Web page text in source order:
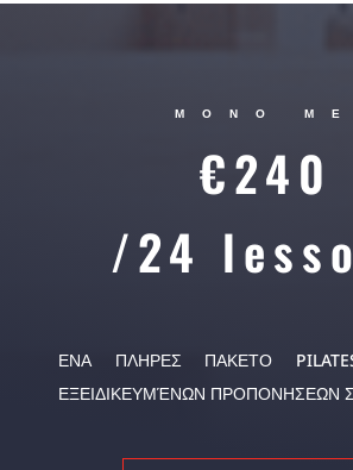
ΜΟΝΟ ΜΕ
€240
/24
ΕΝΑ ΠΛΗΡΕΣ ΠΑΚΕΤΟ
ΕΞΕΙΔΙΚΕΥΜΈΝΩΝ ΠΡΟΠΟΝΗΣΕΩΝ